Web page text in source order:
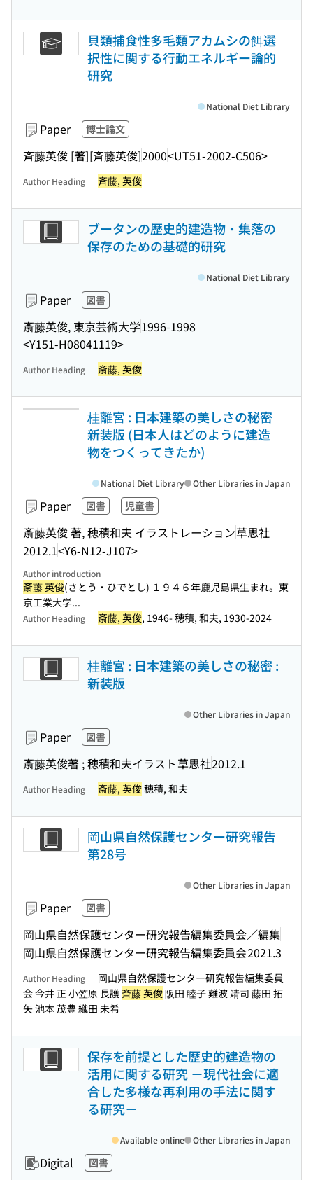
貝類捕食性多毛類アカムシの餌選
択性に関する行動エネルギー論的
研究
Paper 博士論文
斉藤英俊 [著][斉藤英俊]2000<UT51-2002-C506>
National Diet Library
Author Heading 斉藤, 英俊
ブータンの歴史的建造物・集落の
保存のための基礎的研究
Paper 図書
斎藤英俊, 東京芸術大学1996-1998
<Y151-H08041119>
National Diet Library
Author Heading 斎藤, 英俊
桂離宮 : 日本建築の美しさの秘密
新装版 (日本人はどのように建造
物をつくってきたか)
Paper 図書 児童書
斎藤英俊 著, 穂積和夫 イラストレーション草思社
2012.1<Y6-N12-J107>
National Diet Library Other Libraries in Japan
Author introduction
斎藤 英俊(さとう・ひでとし) １９４６年鹿児島県生まれ。東
京工業大学...
Author Heading 斎藤, 英俊, 1946- 穂積, 和夫, 1930-2024
桂離宮 : 日本建築の美しさの秘密 :
新装版
Paper 図書
斎藤英俊著 ; 穂積和夫イラスト草思社2012.1
Other Libraries in Japan
Author Heading 斎藤, 英俊穂積, 和夫
岡山県自然保護センター研究報告
第28号
Paper 図書
岡山県自然保護センター研究報告編集委員会／編集
岡山県自然保護センター研究報告編集委員会2021.3
Other Libraries in Japan
Author Heading
岡山県自然保護センター研究報告編集委員
会 今井 正 小笠原 長護斉藤 英俊阪田 睦子 難波 靖司 藤田 拓
矢 池本 茂豊 織田 未希
保存を前提とした歴史的建造物の
活用に関する研究 －現代社会に適
合した多様な再利用の手法に関す
る研究－
Digital 図書
Available online Other Libraries in Japan